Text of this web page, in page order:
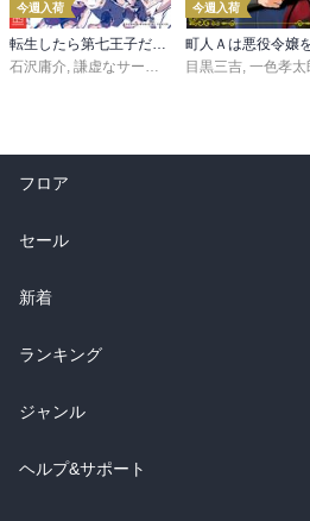
今週入荷
転生したら第七王子だったので、気ままに魔術を極めます（２４）
石沢庸介, 謙虚なサークル メル。
今週入荷
目黒三吉, 一色孝太
フロア
総合
ラノベ
雑誌・グラビア
BL・TL
セール
総合
ラノベ
雑誌・グラビア
BL・TL
新着
総合
ラノベ
雑誌・グラビア
ランキング
総合
ラノベ
ジャンル
コミック
ヘルプ&サポート